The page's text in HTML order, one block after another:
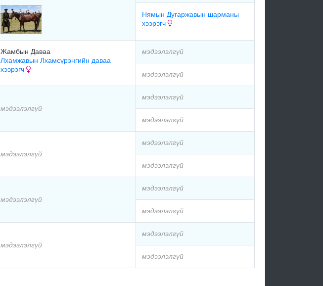
Нямын Дугаржавын шарманы
хээрэгч
Жамбын Даваа
Лхамжавын Лхамсүрэнгийн даваа
хээрэгч
мэдээлэлгүй
мэдээлэлгүй
мэдээлэлгүй
мэдээлэлгүй
мэдээлэлгүй
мэдээлэлгүй
мэдээлэлгүй
мэдээлэлгүй
мэдээлэлгүй
мэдээлэлгүй
мэдээлэлгүй
мэдээлэлгүй
мэдээлэлгүй
мэдээлэлгүй